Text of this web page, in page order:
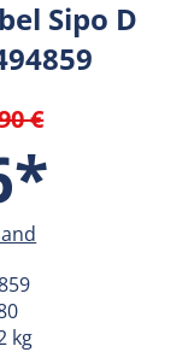
Sipo D
€
kg